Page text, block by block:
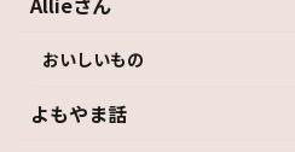
おいしいもの
よもやま話